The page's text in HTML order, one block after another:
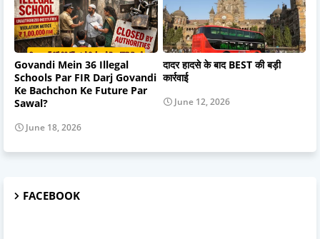
Govandi Mein 36 Illegal
Schools Par FIR Darj Govandi
Ke Bachchon Ke Future Par
Sawal?
June 18, 2026
दादर हादसे के बाद BEST की बड़ी
कार्रवाई
June 12, 2026
FACEBOOK